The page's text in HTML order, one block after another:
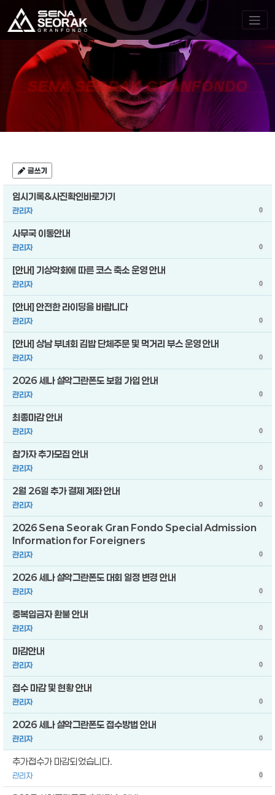
SENA SEORAK GRANFONDO
글쓰기
임시기록&사진확인바로가기
관리자 0
사무국 이동안내
관리자 0
[안내] 기상악화에 따른 코스 축소 운영 안내
관리자 0
[안내] 안전한 라이딩을 바랍니다
관리자 0
[안내] 상남 부녀회 김밥 단체주문 및 먹거리 부스 운영 안내
관리자 0
2026 세나 설악그란폰도 보험 가입 안내
관리자 0
최종마감 안내
관리자 0
참가자 추가모집 안내
관리자 0
2월 26일 추가 결제 계좌 안내
관리자 0
2026 Sena Seorak Gran Fondo Special Admission
Information for Foreigners
관리자 0
2026 세나 설악그란폰도 대회 일정 변경 안내
관리자 0
중복입금자 환불 안내
관리자 0
마감안내
관리자 0
접수 마감 및 현황 안내
관리자 0
2026 세나 설악그란폰도 접수방법 안내
관리자 0
추가접수가 마감되었습니다.
관리자 0